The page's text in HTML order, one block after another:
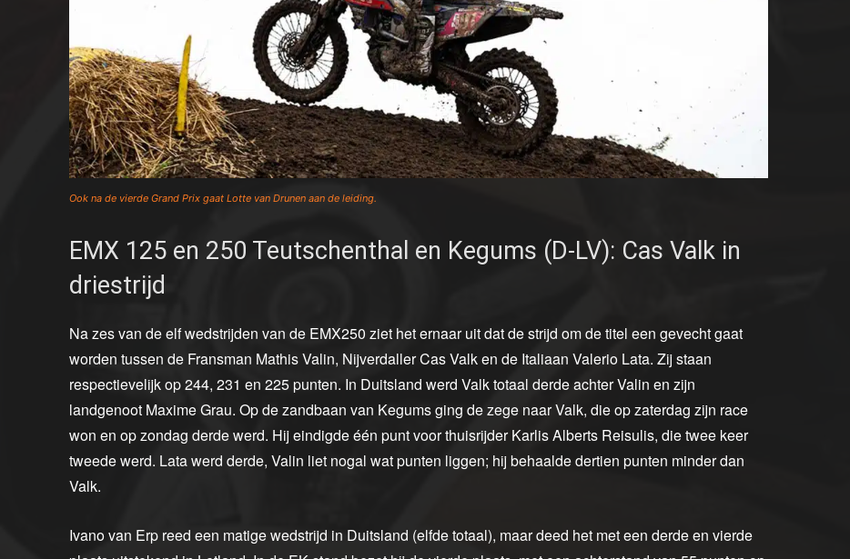
Ook na de vierde Grand Prix gaat Lotte van Drunen aan de leiding.
EMX 125 en 250 Teutschenthal en Kegums (D-LV): Cas Valk in
driestrijd
Na zes van de elf wedstrijden van de EMX250 ziet het ernaar uit dat de strijd om de titel een gevecht gaat
worden tussen de Fransman Mathis Valin, Nijverdaller Cas Valk en de Italiaan Valerio Lata. Zij staan
respectievelijk op 244, 231 en 225 punten. In Duitsland werd Valk totaal derde achter Valin en zijn
landgenoot Maxime Grau. Op de zandbaan van Kegums ging de zege naar Valk, die op zaterdag zijn race
won en op zondag derde werd. Hij eindigde één punt voor thuisrijder Karlis Alberts Reisulis, die twee keer
tweede werd. Lata werd derde, Valin liet nogal wat punten liggen; hij behaalde dertien punten minder dan
Valk.
Ivano van Erp reed een matige wedstrijd in Duitsland (elfde totaal), maar deed het met een derde en vierde